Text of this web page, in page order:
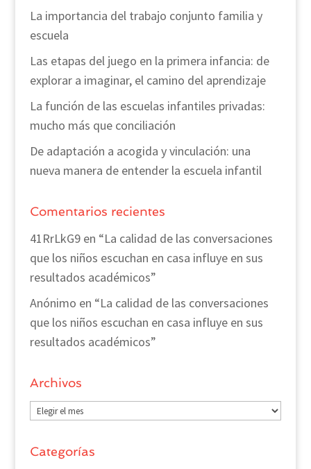
La importancia del trabajo conjunto familia y
escuela
Las etapas del juego en la primera infancia: de
explorar a imaginar, el camino del aprendizaje
La función de las escuelas infantiles privadas:
mucho más que conciliación
De adaptación a acogida y vinculación: una
nueva manera de entender la escuela infantil
Comentarios recientes
41RrLkG9en “La calidad de las conversaciones
que los niños escuchan en casa influye en sus
resultados académicos”
Anónimo en “La calidad de las conversaciones
que los niños escuchan en casa influye en sus
resultados académicos”
Archivos
Archivos
Categorías